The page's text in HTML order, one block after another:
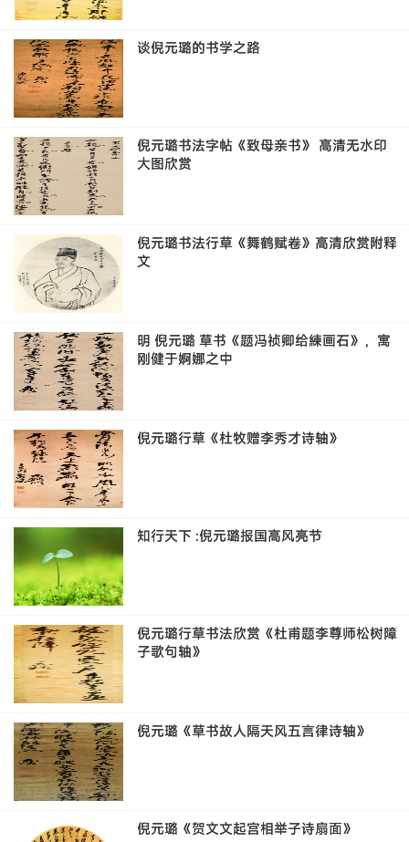
谈倪元璐的书学之路
倪元璐书法字帖《致母亲书》 高清无水印
大图欣赏
倪元璐书法行草《舞鹤赋卷》高清欣赏附释
文
明 倪元璐 草书《题冯祯卿给練画石》，寓
刚健于婀娜之中
倪元璐行草《杜牧赠李秀才诗轴》
知行天下 :倪元璐报国高风亮节
倪元璐行草书法欣赏《杜甫题李尊师松树障
子歌句轴》
倪元璐《草书故人隔天风五言律诗轴》
倪元璐《贺文文起宫相举子诗扇面》